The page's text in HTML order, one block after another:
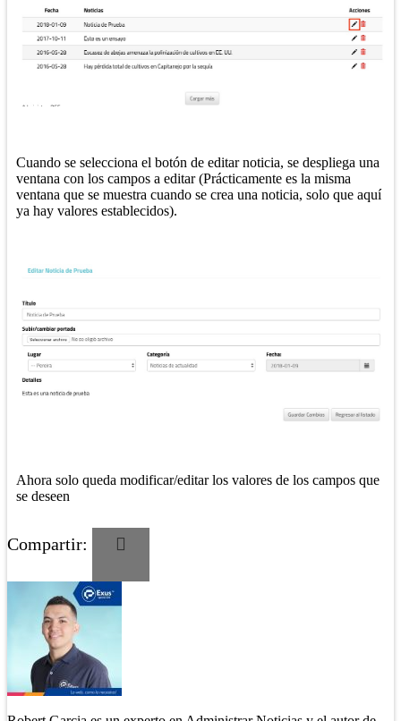
Cuando se selecciona el botón de editar noticia, se despliega una
ventana con los campos a editar (Prácticamente es la misma
ventana que se muestra cuando se crea una noticia, solo que aquí
ya hay valores establecidos).
Ahora solo queda modificar/editar los valores de los campos que
se deseen
Compartir: